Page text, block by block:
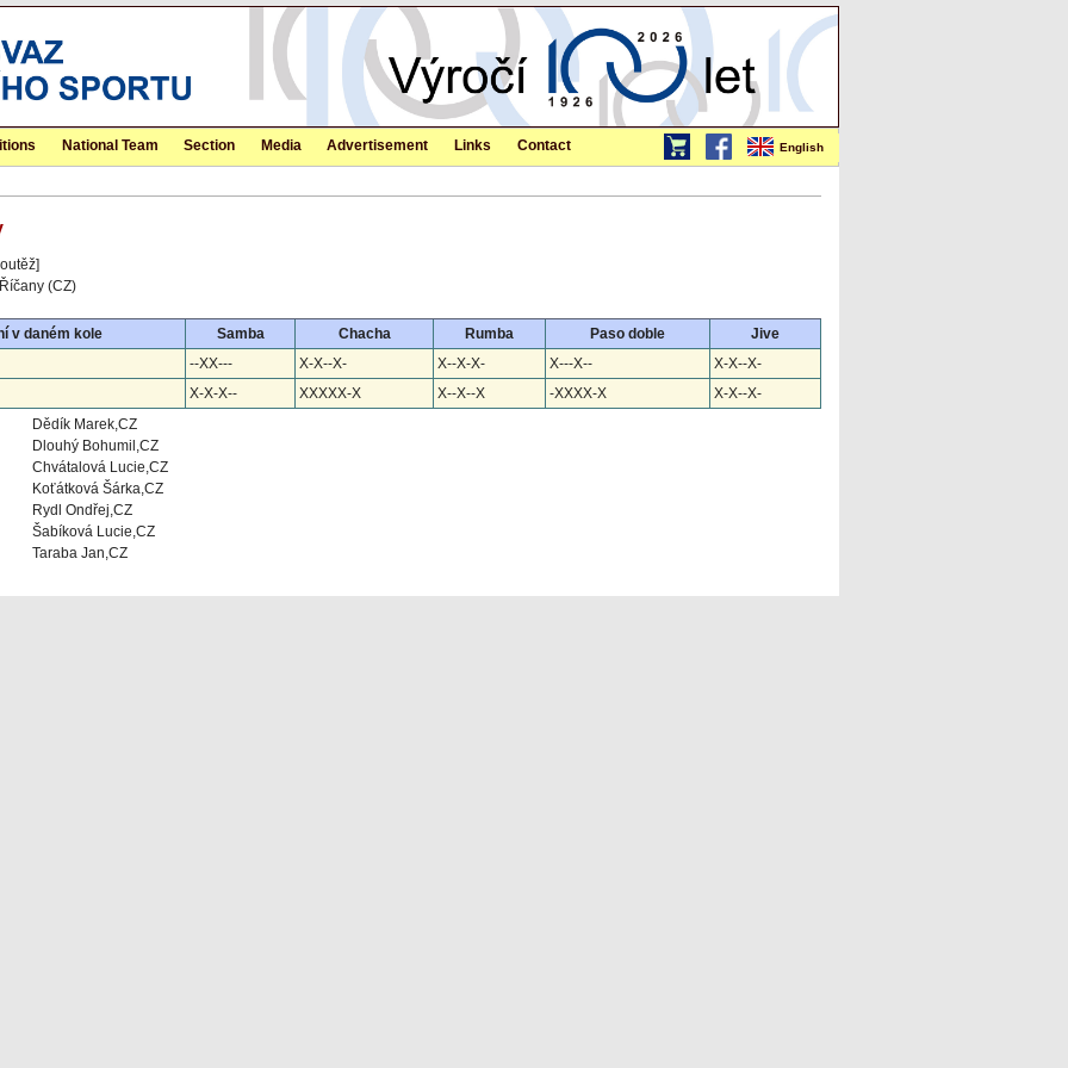
English
National Team Section Media Advertisement Links Contact
(CZ)
v daném kole Samba Chacha Rumba Paso doble
Jive
--XX--- X-X--X- X--X-X- X---X--
X-X--X-
X-X-X-- XXXXX-X X--X--X -XXXX-X
X-X--X-
Dědík Marek,CZ
Dlouhý Bohumil,CZ
Chvátalová Lucie,CZ
Koťátková Šárka,CZ
Rydl Ondřej,CZ
Šabíková Lucie,CZ
Taraba Jan,CZ